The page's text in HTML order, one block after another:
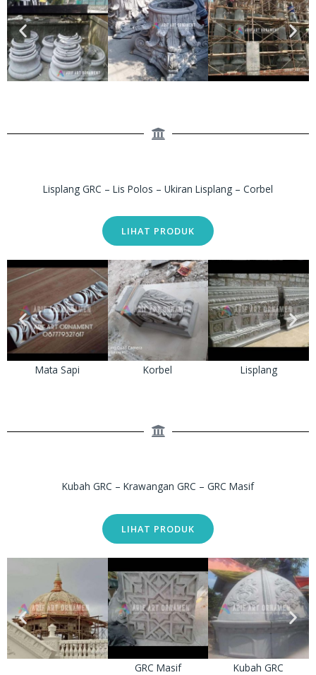
Lisplang GRC – Lis Polos – Ukiran Lisplang – Corbel
LIHAT PRODUK
Mata Sapi Korbel Lisplang
Kubah GRC – Krawangan GRC – GRC Masif
LIHAT PRODUK
GRC Masif Kubah GRC